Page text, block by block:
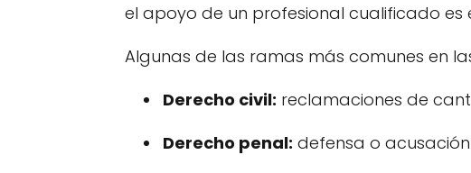
el apoyo de un profesional cualificado es
Algunas de las ramas más comunes en
Derecho civil: reclamaciones de
Derecho penal: defensa o